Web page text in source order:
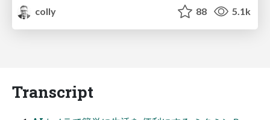
colly
88 5.1k
Transcript